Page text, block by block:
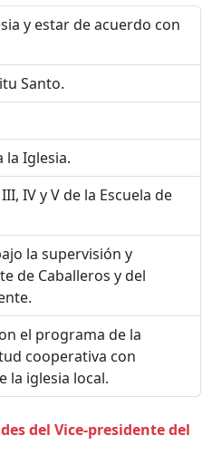
y estar de acuerdo con
Santo.
Iglesia.
IV y V de la Escuela de
la supervisión y
de Caballeros y del
el programa de la
cooperativa con
la iglesia local.
del Vice-presidente del